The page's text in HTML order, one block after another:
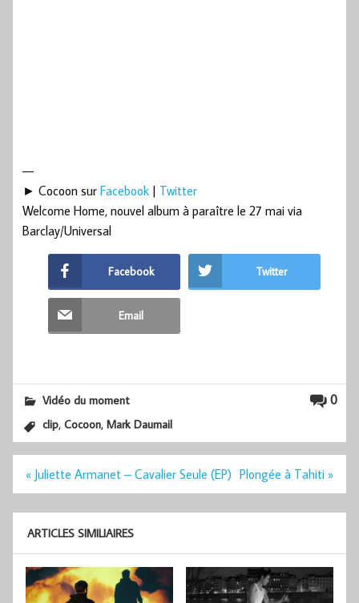
—
► Cocoon sur Facebook | Twitter
Welcome Home, nouvel album à paraître le 27 mai via
Barclay/Universal
Facebook Twitter
Email
0
Vidéo du moment
clip,Cocoon,Mark Daumail
Navigation
de
l’article
« Juliette Armanet – Cavalier Seule (EP) Plongée à Tahiti »
ARTICLES SIMILIAIRES